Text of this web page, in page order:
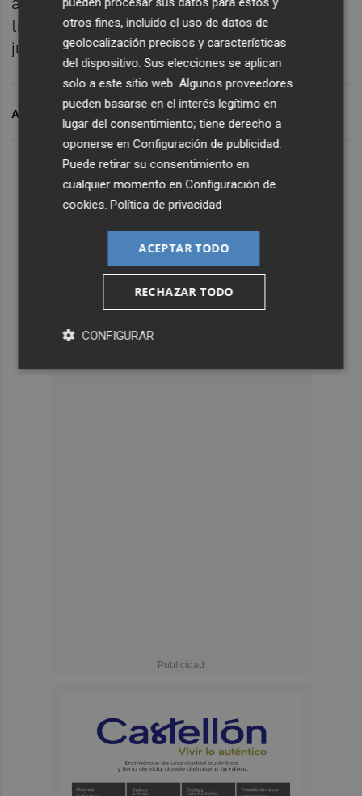
trabajadores, que, igualmente acudirán al
juzgado en la fecha inicialmente prevista.
ARCHIVADO EN FORMEN
otros fines, incluido el uso de datos de
geolocalización precisos y características
del dispositivo. Sus elecciones se aplican
solo a este sitio web. Algunos proveedores
pueden basarse en el interés legítimo en
lugar del consentimiento; tiene derecho a
oponerse enConfiguración de publicidad
Puede retirar su consentimiento en
cualquier momento enConfiguración de
cookies .Política de privacidad
ACEPTAR TODO
RECHAZAR TODO
CONFIGURAR